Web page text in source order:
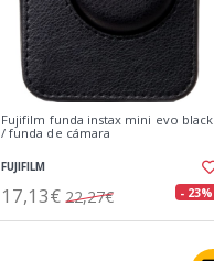
Fujifilm funda instax mini evo black
/ funda de cámara
FUJIFILM
17,13€ 22,27€ - 23%